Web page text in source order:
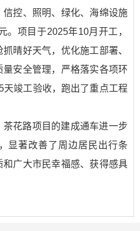
控、照明、绿化、海绵设施
。项目于2025年10月开工，
晴好天气，优化施工部署、
安全管理，严格落实各项环
竣工验收，跑出了重点工程
花路项目的建成通车进一步
显著改善了周边居民出行条
广大市民幸福感、获得感具